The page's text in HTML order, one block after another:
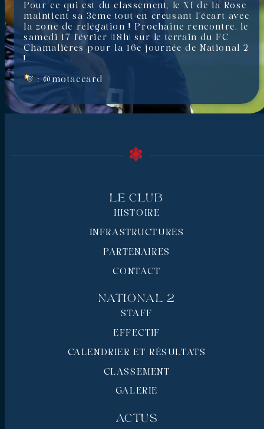
Pour ce qui est du classement, le XI de la Rose
maintient sa 3ème tout en creusant l’écart avec
la zone de relégation ! Prochaine rencontre, le
samedi 17 février (18h) sur le terrain du FC
Chamalières pour la 16e journée de National 2
!
: @motaccard
Le Club
HISTOIRE
INFRASTRUCTURES
PARTENAIRES
CONTACT
National 2
STAFF
EFFECTIF
CALENDRIER ET RÉSULTATS
CLASSEMENT
GALERIE
Actus